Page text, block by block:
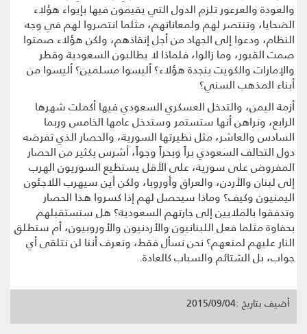
والعودة والعرعور تلزم الدول التي يقيمون فيها بإيواء هؤلاء
الضحايا، وتنتصر لهم ولمعاناتهم، مثلما انتصروا لهم في وجه
النظام، ودعوا إلى الجهاد من أجل إنقاذهم، ولكن هؤلاء صمتوا
صمت القبور، وما زالوا، فلماذا لا يطالبون السعودية وقطر
والإمارات والكويت بنجدة هؤلاء؟ أليسوا مسلمين؟ أليسوا من
أبناء المذهب السني؟
أزمة اليمن، والتدخل العسكري السعودي فيها أكملت شهرها
الرابع، ونراهن أنها ستستمر وستدخل عامها الخامس وربما
السادس والعاشر، مثل نظيرتها السورية، والحصار الذي تفرضه
دول التحالف السعودي براً وبحراً وجواً، أشرس بكثير من الحصار
المفروض على سورية، على الأقل يستطيع السوريون الهرب
إلى لبنان والأردن، والعراق وأوروبا، ولكن أين سيهرب اللاجئون
اليمنيون وكيف؟ وماذا سيحصل لهم إذا كسروا هذا الحصار
وتدفقوا بالملايين إلى جارتهم السعودية؟ هل ستستقبلهم
بحفاوة مثلما فعل اللبنانيون والأردنيون والأوروبيون، أم ستطلق
النار عليهم لمنعهم؟ نحن نسأل فقط، ونعرف أننا لن نتلقى أي
جواب، بل الشتائم والسباب كالعادة.
أضيف بتاريخ :2015/09/04